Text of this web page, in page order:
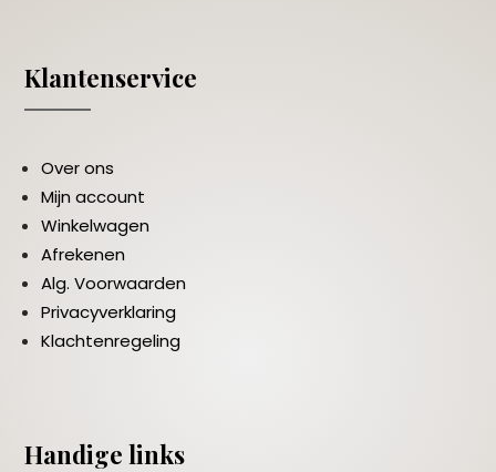
Klantenservice
Over ons
Mijn account
Winkelwagen
Afrekenen
Alg. Voorwaarden
Privacyverklaring
Klachtenregeling
Handige links